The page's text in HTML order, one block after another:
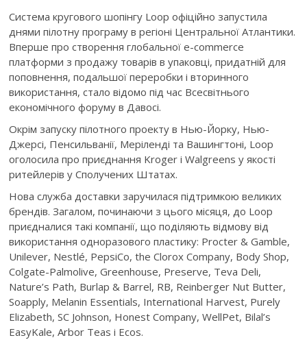
Cистема кругового шопінгу Loop офіційно запустила
днями пілотну програму в регіоні Центральної Атлантики.
Вперше про створення глобальної e-commerce
платформи з продажу товарів в упаковці, придатній для
поповнення, подальшої переробки і вторинного
використання, стало відомо під час Всесвітнього
економічного форуму в Давосі.
Окрім запуску пілотного проекту в Нью-Йорку, Нью-
Джерсі, Пенсильванії, Меріленді та Вашингтоні, Loop
оголосила про приєднання Kroger і Walgreens у якості
ритейлерів у Сполучених Штатах.
Нова служба доставки заручилася підтримкою великих
брендів. Загалом, починаючи з цього місяця, до Loop
приєдналися такі компанії, що поділяють відмову від
використання одноразового пластику: Procter & Gamble,
Unilever, Nestlé, PepsiCo, the Clorox Company, Body Shop,
Colgate-Palmolive, Greenhouse, Preserve, Teva Deli,
Nature’s Path, Burlap & Barrel, RB, Reinberger Nut Butter,
Soapply, Melanin Essentials, International Harvest, Purely
Elizabeth, SC Johnson, Honest Company, WellPet, Bilal’s
EasyKale, Arbor Teas і Ecos.